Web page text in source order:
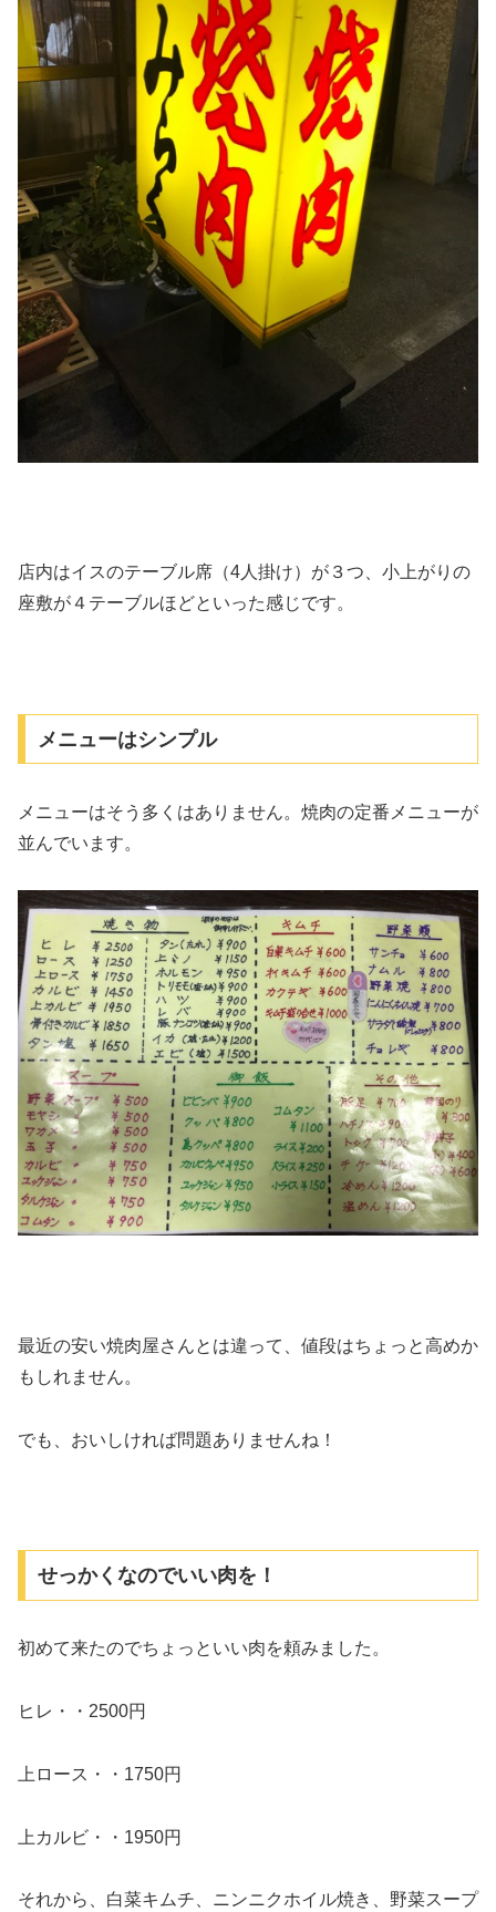
店内はイスのテーブル席（4人掛け）が３つ、小上がりの
座敷が４テーブルほどといった感じです。
メニューはシンプル
メニューはそう多くはありません。焼肉の定番メニューが
並んでいます。
最近の安い焼肉屋さんとは違って、値段はちょっと高めか
もしれません。
でも、おいしければ問題ありませんね！
せっかくなのでいい肉を！
初めて来たのでちょっといい肉を頼みました。
ヒレ・・2500円
上ロース・・1750円
上カルビ・・1950円
それから、白菜キムチ、ニンニクホイル焼き、野菜スープ